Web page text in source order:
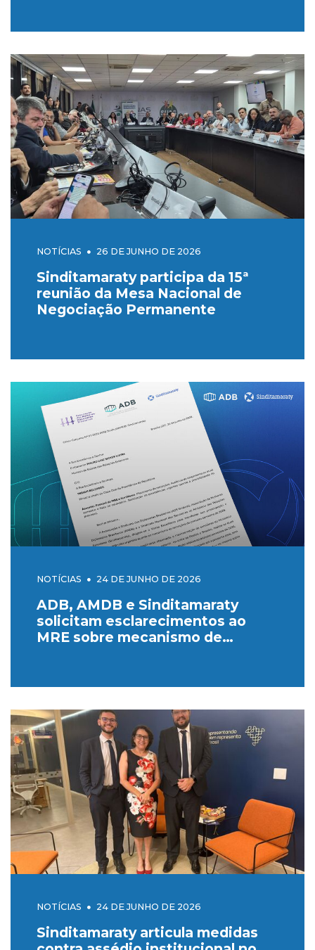
NOTÍCIAS 26 DE JUNHO DE 2026
Sinditamaraty participa da 15ª
reunião da Mesa Nacional de
Negociação Permanente
NOTÍCIAS 24 DE JUNHO DE 2026
ADB, AMDB e Sinditamaraty
solicitam esclarecimentos ao
MRE sobre mecanismo de
NOTÍCIAS 24 DE JUNHO DE 2026
Sinditamaraty articula medidas